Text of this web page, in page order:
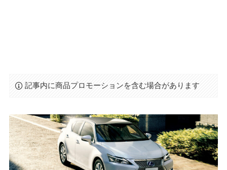
記事内に商品プロモーションを含む場合があります